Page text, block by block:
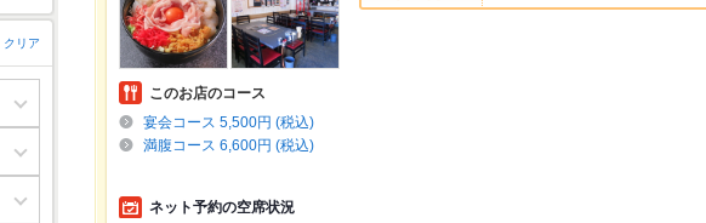
クリア
このお店のコース
宴会コース 5,500円 (税込)
満腹コース 6,600円 (税込)
ネット予約の空席状況